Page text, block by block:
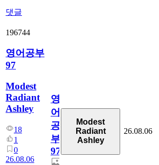
댓글
196744
영어공부
97
Modest
Radiant
Ashley
18
1
0
26.08.06
영
어
공
부
97
Modest
Radiant
Ashley
26.08.06